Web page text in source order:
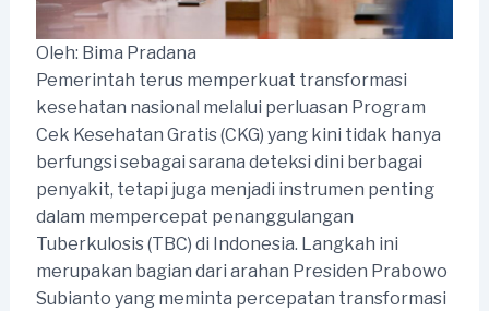
Oleh: Bima Pradana
Pemerintah terus memperkuat transformasi
kesehatan nasional melalui perluasan Program
Cek Kesehatan Gratis (CKG) yang kini tidak hanya
berfungsi sebagai sarana deteksi dini berbagai
penyakit, tetapi juga menjadi instrumen penting
dalam mempercepat penanggulangan
Tuberkulosis (TBC) di Indonesia. Langkah ini
merupakan bagian dari arahan Presiden Prabowo
Subianto yang meminta percepatan transformasi